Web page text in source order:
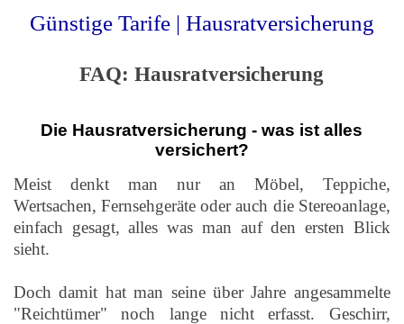
Günstige Tarife | Hausratversicherung
FAQ: Hausratversicherung
Die Hausratversicherung - was ist alles
versichert?
Meist denkt man nur an Möbel, Teppiche,
Wertsachen, Fernsehgeräte oder auch die Stereoanlage,
einfach gesagt, alles was man auf den ersten Blick
sieht.
Doch damit hat man seine über Jahre angesammelte
"Reichtümer" noch lange nicht erfasst. Geschirr,